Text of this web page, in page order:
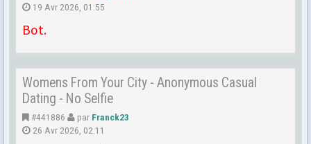
19 Avr 2026, 01:55
Bot.
Womens From Your City - Anonymous Casual
Dating - No Selfie
#441886 par Franck23
26 Avr 2026, 02:11